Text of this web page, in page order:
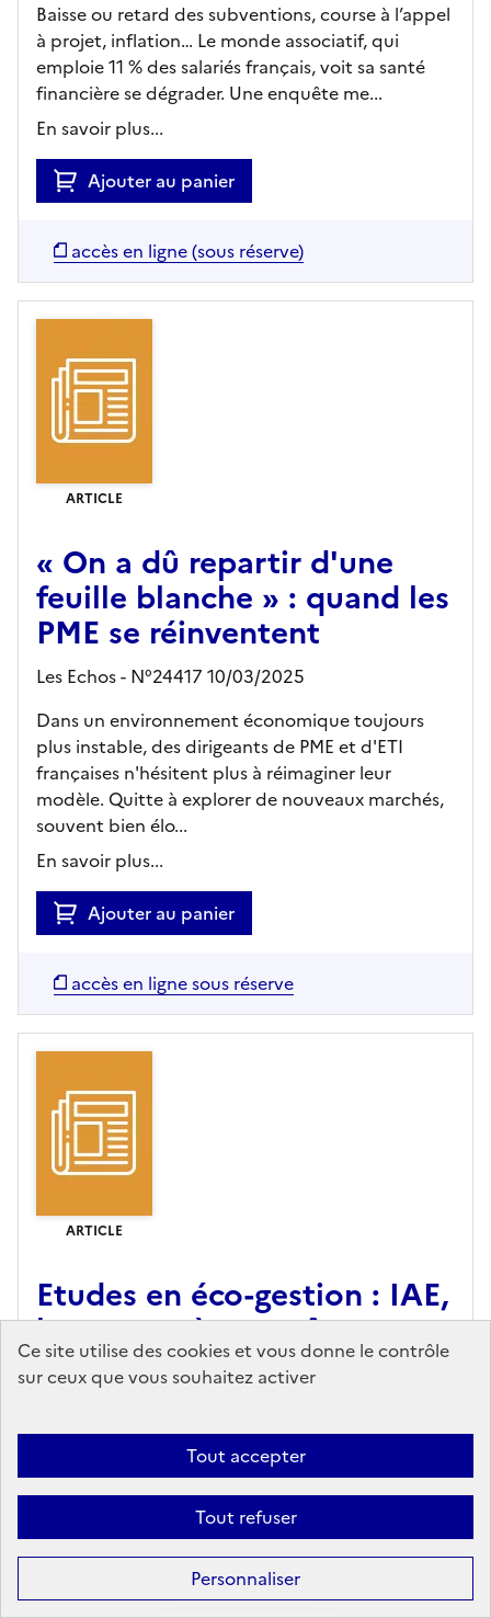
Ce site utilise des cookies et vous donne le contrôle
sur ceux que vous souhaitez activer
Tout accepter
Tout refuser
Personnaliser
Baisse ou retard des subventions, course à l’appel
à projet, inflation… Le monde associatif, qui
emploie 11 % des salariés français, voit sa santé
financière se dégrader. Une enquête me...
En savoir plus...
Ajouter au panier
accès en ligne (sous réserve)
ARTICLE
« On a dû repartir d'une
feuille blanche » : quand les
PME se réinventent
Les Echos - N°24417 10/03/2025
Dans un environnement économique toujours
plus instable, des dirigeants de PME et d'ETI
françaises n'hésitent plus à réimaginer leur
modèle. Quitte à explorer de nouveaux marchés,
souvent bien élo...
En savoir plus...
Ajouter au panier
accès en ligne sous réserve
ARTICLE
Etudes en éco-gestion : IAE,
la marque à connaître
Le nouvel obs, Editeur - 05/02/2025
entreprises ont tout du mix parfait entre licence
universitaire et business school. Et, dans la réalité,
ils n’en sont pas loin.
Ajouter au panier